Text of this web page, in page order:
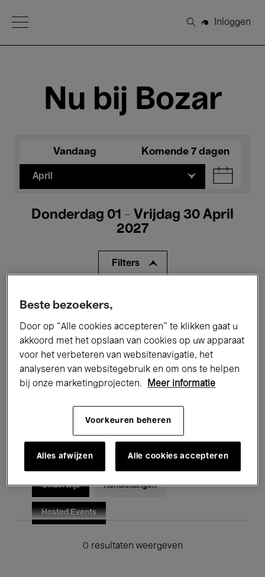
Open Menu
Zoeken
Inloggen
Nu bij Bozar
Vandaag Komende 7 dagen
April
Donderdag 01 - Vrijdag 30 April
2027
Filters
Alle evenementen
Tentoonstellingen Films
Performances Lezingen & Debatten
Jazz Klassieke Muziek Global Music
Voor iedereen Kids’ Palace
Onderwijs Rondleidingen
Hosted Events
0 resultaten weergeven
Beste bezoekers,
Door op “Alle cookies accepteren” te klikken gaat u
akkoord met het opslaan van cookies op uw apparaat
voor het verbeteren van websitenavigatie, het
analyseren van websitegebruik en om ons te helpen
bij onze marketingprojecten.
Meer informatie
Voorkeuren beheren
Alles afwijzen Alle cookies accepteren